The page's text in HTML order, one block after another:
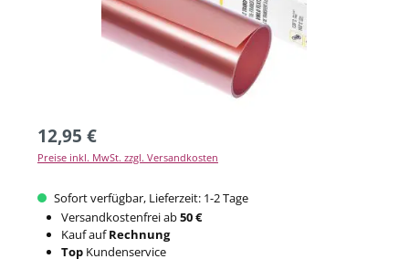
12,95 €
Preise inkl. MwSt. zzgl. Versandkosten
Sofort verfügbar, Lieferzeit: 1-2 Tage
Versandkostenfrei ab50 €
Kauf aufRechnung
TopKundenservice